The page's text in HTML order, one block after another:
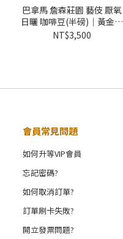
巴拿馬 詹森莊園 藝伎 厭氧
日曬 咖啡豆(半磅)｜黃金烘
焙
NT$3,500
會員常見問題
如何升等VIP會員
忘記密碼?
如何取消訂單?
訂單刷卡失敗?
開立發票問題?